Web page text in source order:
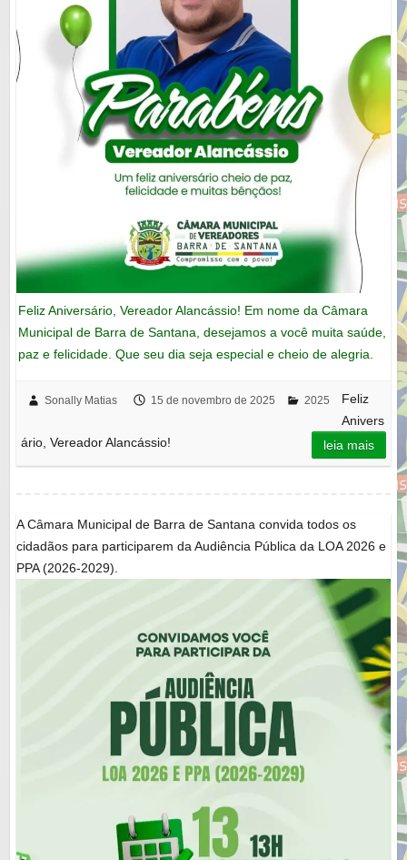
Feliz Aniversário, Vereador Alancássio! Em nome da Câmara
Municipal de Barra de Santana, desejamos a você muita saúde,
paz e felicidade. Que seu dia seja especial e cheio de alegria.
Sonally Matias 15 de novembro de 2025 2025
Feliz
Anivers
ário, Vereador Alancássio!
leia mais
A Câmara Municipal de Barra de Santana convida todos os
cidadãos para participarem da Audiência Pública da LOA 2026 e
PPA (2026-2029).